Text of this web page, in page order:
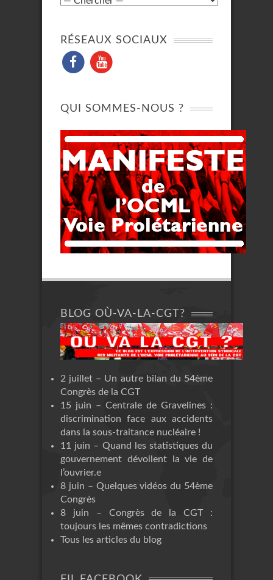
RÉSEAUX SOCIAUX
QUI SOMMES-NOUS ?
BLOG OÙ-VA-LA-CGT?
2 juillet – Un autre bilan du 54ème
Congrès de la CGT
15 juin – Centrale de Gravelines :
discrimination face aux accidents
dans la sous-traitance nucléaire !
11 juin – Quand les statistiques du
gouvernement dévoilent la vie de
l’ouvrier.e
8 juin – Quelques vidéos du 54ème
Congrès
8 juin – Congrès de la CGT :
toujours les mêmes contradictions
Tous les articles du blog